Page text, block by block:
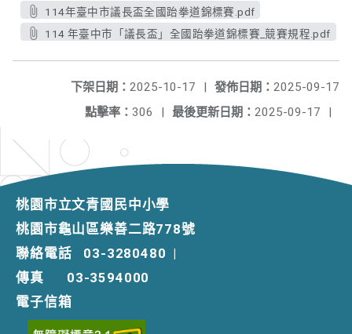
114年臺中市議長盃全國跆拳道錦標賽.pdf
114 年臺中市「議長盃」全國跆拳道錦標賽_競賽規程.pdf
發佈日期： 2025-09-17
下架日期： 2025-10-17
|
最後更新日期： 2025-09-17 |
點擊率： 306 |
桃園市立文青國民中小學
桃園市龜山區樂善二路778號
聯絡電話
03-3280480 |
傳真
03-3594000
電子信箱